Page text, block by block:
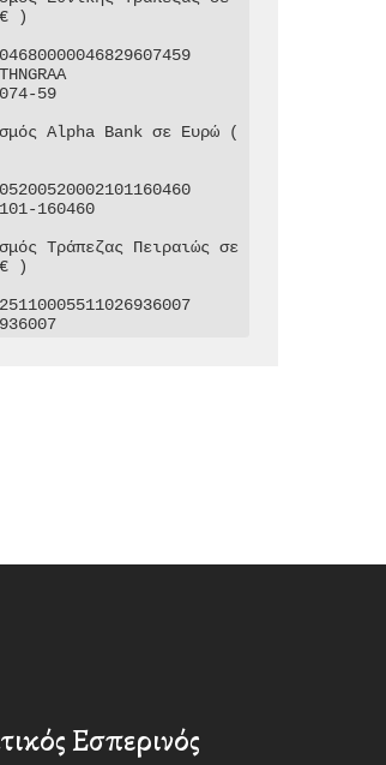
)
59
Alpha Bank σε Ευρώ (
160460
Τράπεζας Πειραιώς σε
)
Εσπερινός